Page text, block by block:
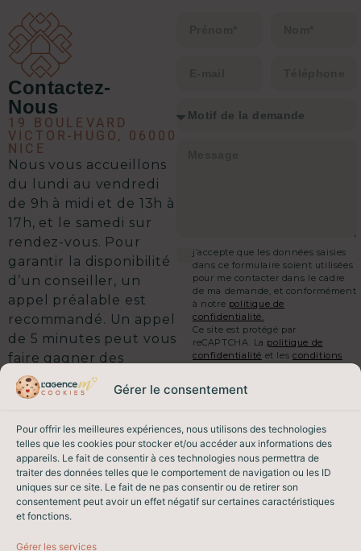
Gérer le consentement
Pour offrir les meilleures expériences, nous utilisons des technologies
telles que les cookies pour stocker et/ou accéder aux informations des
appareils. Le fait de consentir à ces technologies nous permettra de
traiter des données telles que le comportement de navigation ou les ID
uniques sur ce site. Le fait de ne pas consentir ou de retirer son
consentement peut avoir un effet négatif sur certaines caractéristiques
et fonctions.
Gérer les services
C’est clairement l’équipe qu’il vous
faut pour envisager une transaction
immobilière en toute sérénité.
Contactez-
Nous
19 BOULEVARD
VICTOR-HUGO, 06000
NICE
Nous vous accueillons
d u lundi au vendredi
de 9h à midi et de 13h à
17h, et le samedi sur
rendez-vous. Pour
garantir la disponibilité
d’un conseiller, un
appel préalable est
recommandé. Un appel
de 5 minutes peut vous
faire gagner des
semaines sur votre
vente.
EMAIL & TÉLÉPHONE
contact@lagencem.immo
04 93 82 26 62
j’accepte que les données saisies
dans ce formulaire soient utilisées
pour me contacter dans le cadre
de ma demande, et conformément
à notre politique de
confidentialité.
Ce site est protégé par
reCAPTCHA. La politique de
confidentialité et les conditions